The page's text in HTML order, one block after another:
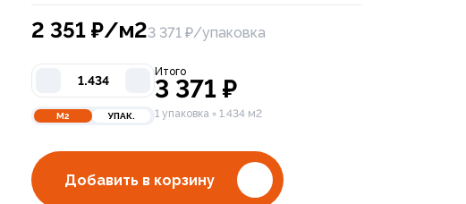
2 351 ₽/м23 371 ₽/упаковка
М2 УПАК.
Итого
3 371 ₽
1 упаковка = 1.434 м2
Добавить в корзину